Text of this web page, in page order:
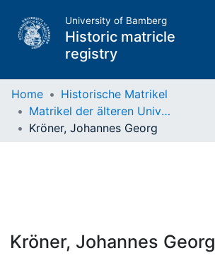
University of Bamberg
Historic matricle
registry
Matrikel
Home
Historische Matrikel
Matrikel der älteren Universität
Kröner, Johannes Georg
Kröner, Johannes Georg